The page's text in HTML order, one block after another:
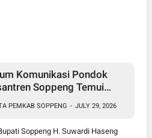
Komunikasi Pondok
Soppeng Temui
PEMKAB SOPPENG - JULY 29, 2026
Soppeng H. Suwardi Haseng